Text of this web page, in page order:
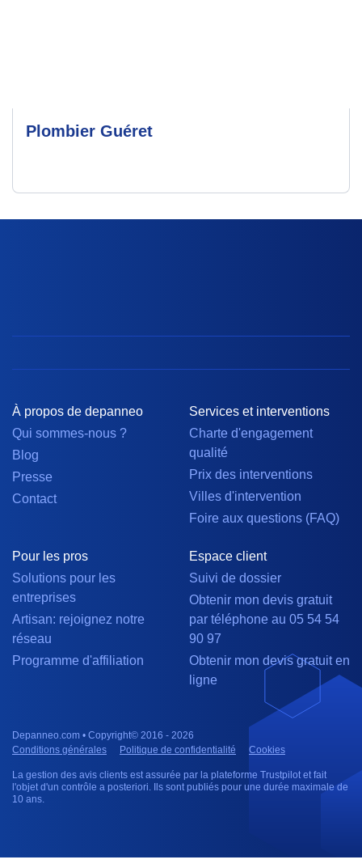
Plombier Guéret
À propos de depanneo
Qui sommes-nous ?
Blog
Presse
Contact
Services et interventions
Charte d'engagement
qualité
Prix des interventions
Villes d'intervention
Foire aux questions (FAQ)
Pour les pros
Solutions pour les
entreprises
Artisan: rejoignez notre
réseau
Programme d'affiliation
Espace client
Suivi de dossier
Obtenir mon devis gratuit
par téléphone au 05 54 54
90 97
Obtenir mon devis gratuit en
ligne
Depanneo.com • Copyright© 2016 - 2026
Conditions générales
Politique de confidentialité Cookies
La gestion des avis clients est assurée par la plateforme Trustpilot et fait
l'objet d'un contrôle a posteriori. Ils sont publiés pour une durée maximale de
10 ans.